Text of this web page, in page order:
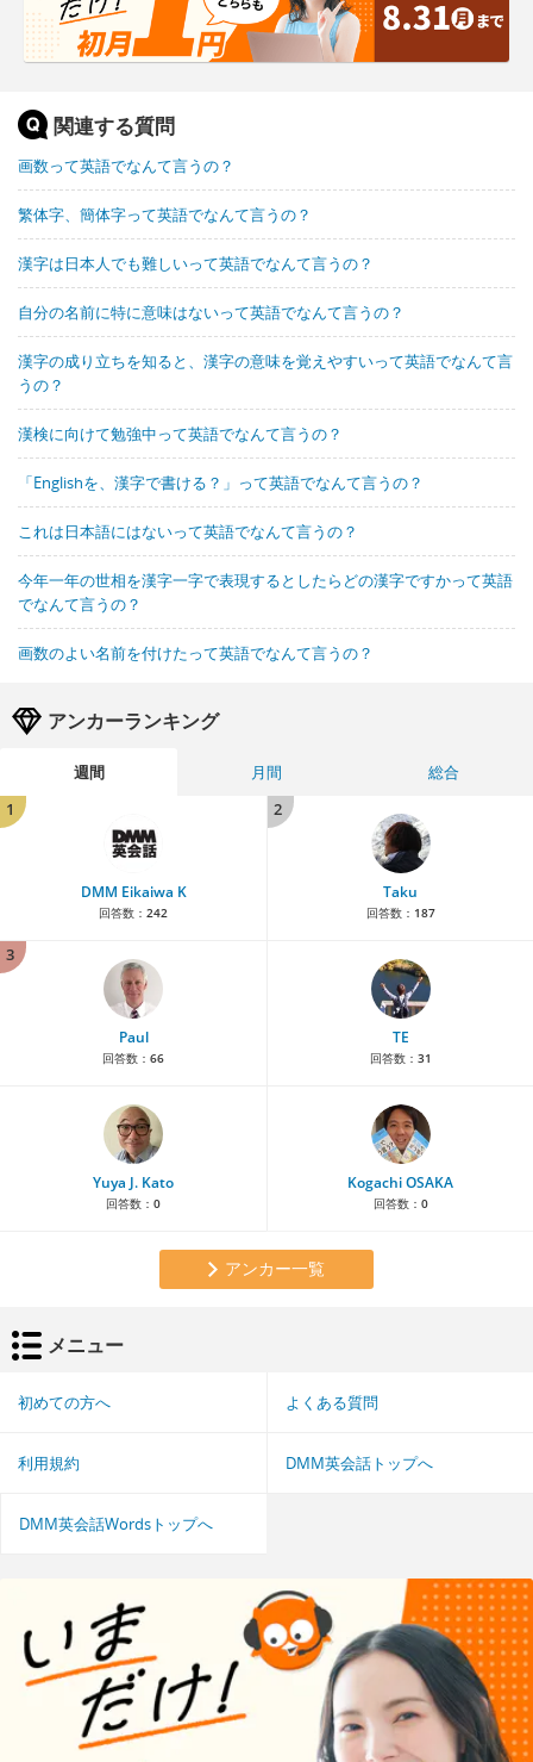
関連する質問
画数って英語でなんて言うの？
繁体字、簡体字って英語でなんて言うの？
漢字は日本人でも難しいって英語でなんて言うの？
自分の名前に特に意味はないって英語でなんて言うの？
漢字の成り立ちを知ると、漢字の意味を覚えやすいって英語でなんて言
うの？
漢検に向けて勉強中って英語でなんて言うの？
「Englishを、漢字で書ける？」って英語でなんて言うの？
これは日本語にはないって英語でなんて言うの？
今年一年の世相を漢字一字で表現するとしたらどの漢字ですかって英語
でなんて言うの？
画数のよい名前を付けたって英語でなんて言うの？
アンカーランキング
週間 月間
総合
1
DMM Eikaiwa K
回答数： 242
2
Taku
回答数： 187
3
Paul
回答数： 66
TE
回答数： 31
Yuya J. Kato
回答数： 0
Kogachi OSAKA
回答数： 0
アンカー一覧
メニュー
初めての方へ よくある質問
利用規約 DMM英会話トップへ
DMM英会話Wordsトップへ